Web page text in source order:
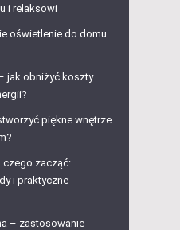
i relaksowi
oświetlenie do domu
jak obniżyć koszty
piękne wnętrze
czego zacząć:
i praktyczne
– zastosowanie